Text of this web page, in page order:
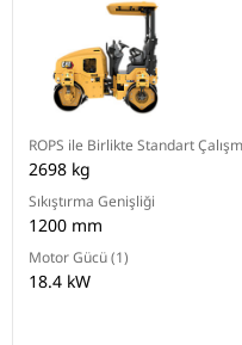
ROPS ile Birlikte Standart
2698 kg
Sıkıştırma Genişliği
1200 mm
Motor Gücü (1)
18.4 kW